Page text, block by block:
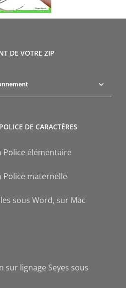
DE VOTRE ZIP
DE CARACTÈRES
élémentaire
maternelle
sous Word, sur Mac
lignage Seyes sous